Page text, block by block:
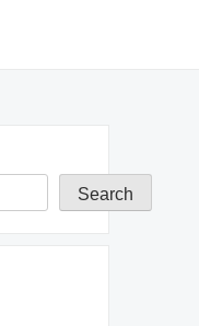
Search